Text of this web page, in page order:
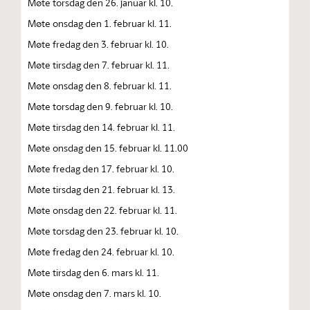
Møte onsdag den 1. februar kl. 11.
Møte fredag den 3. februar kl. 10.
Møte tirsdag den 7. februar kl. 11.
Møte onsdag den 8. februar kl. 11.
Møte torsdag den 9. februar kl. 10.
Møte tirsdag den 14. februar kl. 11.
Møte onsdag den 15. februar kl. 11.00
Møte fredag den 17. februar kl. 10.
Møte tirsdag den 21. februar kl. 13.
Møte onsdag den 22. februar kl. 11.
Møte torsdag den 23. februar kl. 10.
Møte fredag den 24. februar kl. 10.
Møte tirsdag den 6. mars kl. 11.
Møte onsdag den 7. mars kl. 10.